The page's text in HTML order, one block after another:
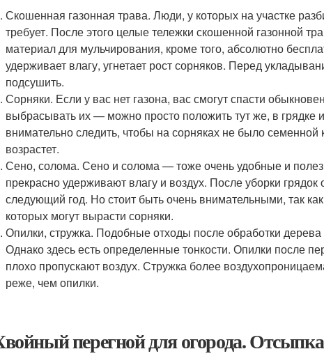
Скошенная газонная трава. Люди, у которых на участке
требует. После этого целые тележки скошенной газонной
материал для мульчирования, кроме того, абсолютно
удерживает влагу, угнетает рост сорняков. Перед
подсушить.
Сорняки. Если у вас нет газона, вас смогут спасти
выбрасывать их — можно просто положить тут же, в грядке
внимательно следить, чтобы на сорняках не было семенной
возрастет.
Сено, солома. Сено и солома — тоже очень удобные и
прекрасно удерживают влагу и воздух. После уборки
следующий год. Но стоит быть очень внимательными, так
которых могут вырасти сорняки.
Опилки, стружка. Подобные отходы после обработки
Однако здесь есть определенные тонкости. Опилки после
плохо пропускают воздух. Стружка более
реже, чем опилки.
перегной для огорода.